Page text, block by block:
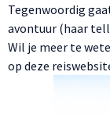
Tegenwoordig
avontuur (haar
Wil je meer te
op deze